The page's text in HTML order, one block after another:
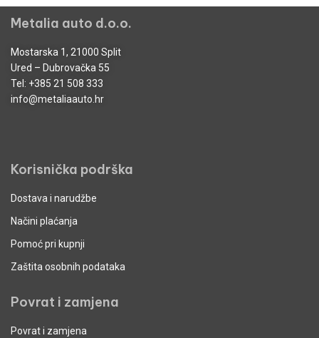
Metalia auto d.o.o.
Mostarska 1, 21000 Split
Ured – Dubrovačka 55
Tel: +385 21 508 333
info@metaliaauto.hr
Korisnička podrška
Dostava i narudžbe
Načini plaćanja
Pomoć pri kupnji
Zaštita osobnih podataka
Povrat i zamjena
Povrat i zamjena